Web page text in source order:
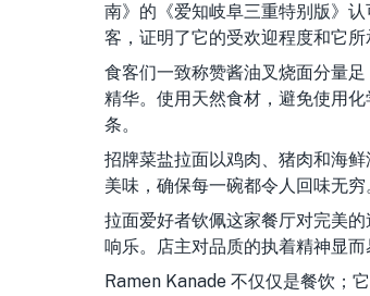
南》的《爱知岐阜三重特别版》
客，证明了它的受欢迎程度和它所
食客们一致称赞酱油叉烧面分量
精华。使用天然食材，避免使用
条。
招牌菜盐拉面以鸡肉、猪肉和海
美味，确保每一碗都令人回味无穷
拉面爱好者钦佩这家餐厅对完美
响乐。店主对品质的执着精神显
Ramen Kanade 不仅仅是餐饮；